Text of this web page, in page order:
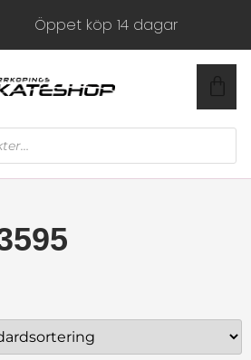
Öppet köp 14 dagar